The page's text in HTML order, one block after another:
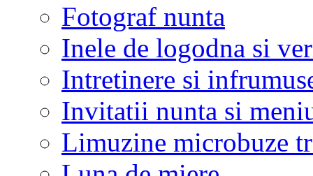
Fotograf nunta
Inele de logodna si
Intretinere si
Invitatii nunta si
Limuzine microbuze